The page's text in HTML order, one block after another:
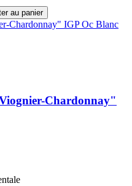
au panier
Chardonnay"